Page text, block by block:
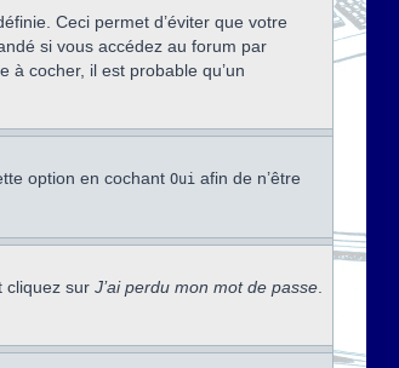
Ceci permet d’éviter que votre
si vous accédez au forum par
à cocher, il est probable qu’un
option en cochant Oui afin de n’être
cliquez sur J’ai perdu mon mot de passe